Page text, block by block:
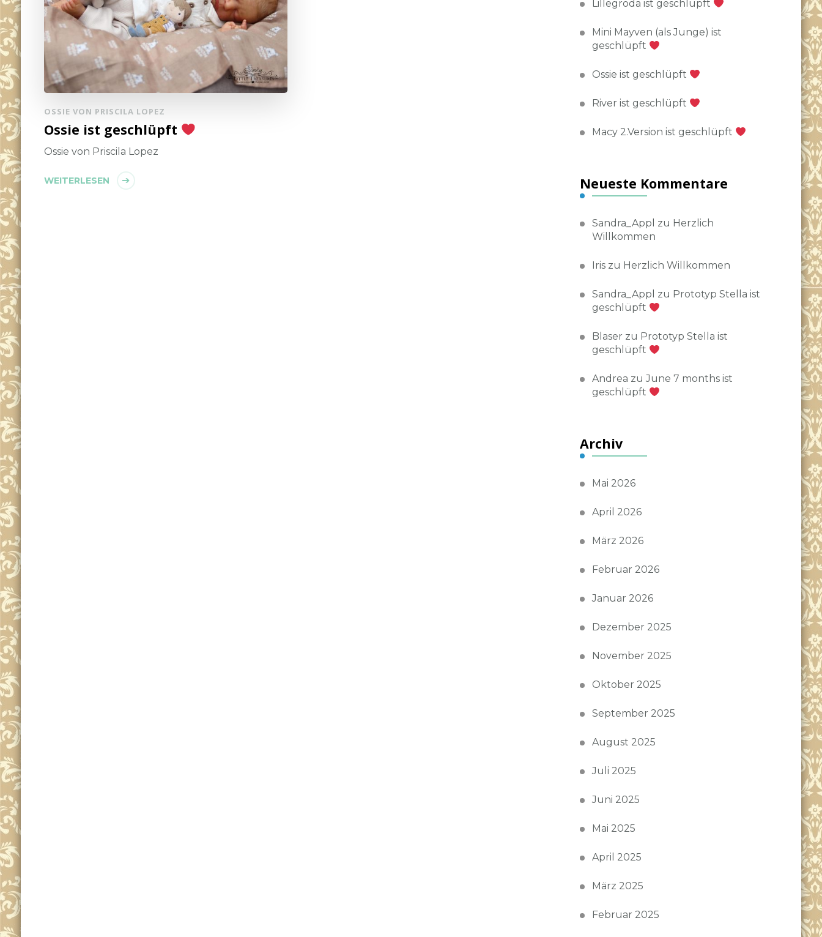
OSSIE VON PRISCILA LOPEZ
Ossie ist geschlüpft
Ossie von Priscila Lopez
WEITERLESEN
Lillegroda ist geschlüpft
Mini Mayven (als Junge) ist
geschlüpft
Ossie ist geschlüpft
River ist geschlüpft
Macy 2.Version ist geschlüpft
Neueste Kommentare
Sandra_Appl zu Herzlich
Willkommen
Iris zu Herzlich Willkommen
Sandra_Appl zu Prototyp Stella ist
geschlüpft
Blaser zu Prototyp Stella ist
geschlüpft
Andrea zuJune 7 months ist
geschlüpft
Archiv
Mai 2026
April 2026
März 2026
Februar 2026
Januar 2026
Dezember 2025
November 2025
Oktober 2025
September 2025
August 2025
Juli 2025
Juni 2025
Mai 2025
April 2025
März 2025
Februar 2025